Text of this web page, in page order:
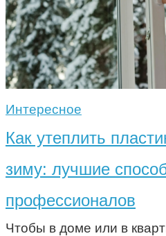
Интересное
Как утеплить
зиму: лучшие
профессионалов
Чтобы в доме или в